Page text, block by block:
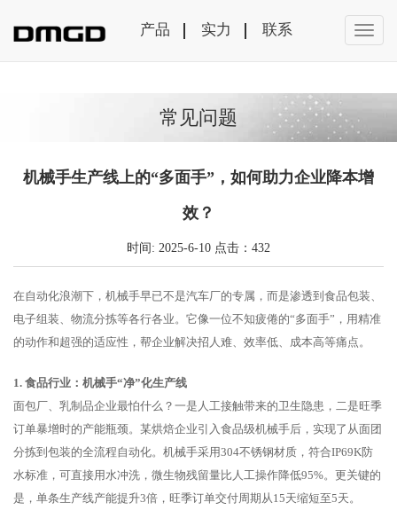
产品 实力 联系
常见问题
机械手生产线上的“多面手”，如何助力企业降本增
效？
时间: 2025-6-10 点击：432
在自动化浪潮下，机械手早已不是汽车厂的专属，而是渗透到食品包装、
电子组装、物流分拣等各行各业。它像一位不知疲倦的“多面手”，用精准
的动作和超强的适应性，帮企业解决招人难、效率低、成本高等痛点。
1. 食品行业：机械手“净”化生产线
面包厂、乳制品企业最怕什么？一是人工接触带来的卫生隐患，二是旺季
订单暴增时的产能瓶颈。某烘焙企业引入食品级机械手后，实现了从面团
分拣到包装的全流程自动化。机械手采用304不锈钢材质，符合IP69K防
水标准，可直接用水冲洗，微生物残留量比人工操作降低95%。更关键的
是，单条生产线产能提升3倍，旺季订单交付周期从15天缩短至5天。